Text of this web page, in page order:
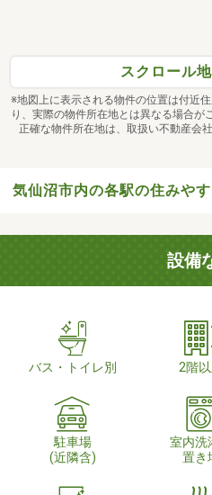
スクロール
※地図上に表示される物件の位置は付近
り、実際の物件所在地とは異なる場合が
正確な物件所在地は、取扱い不動産会
気仙沼市内の各駅の住みやす
設備
バス・トイレ別 2階
駐車場
(近隣含)
室内洗
置き